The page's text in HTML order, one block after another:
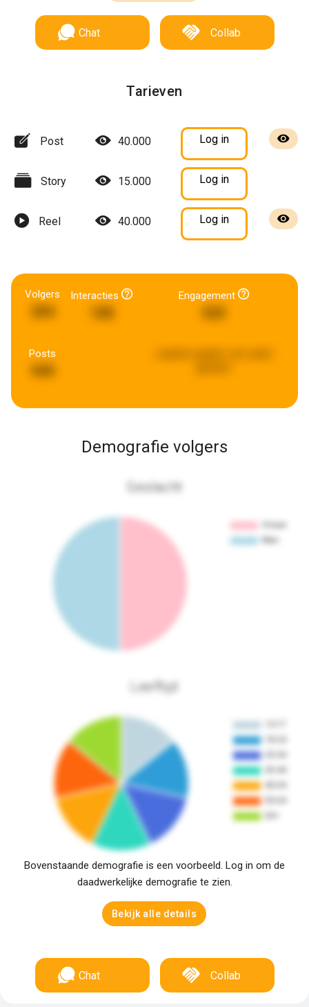
Chat Collab
Tarieven
Post 40.000 Log in
Story 15.000 Log in
Reel 40.000 Log in
Volgers Interacties
108
Engagement
Posts
Demografie volgers
Geslacht
Leeftijd
Bovenstaande demografie is een voorbeeld. Log in om de
daadwerkelijke demografie te zien.
Bekijk alle details
Chat Collab